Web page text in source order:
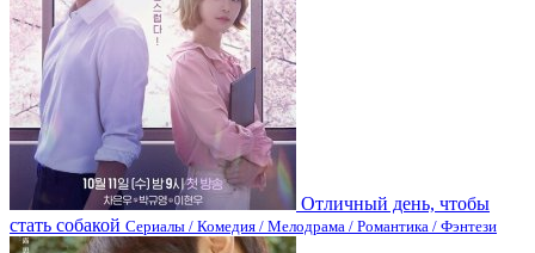
Отличный день, чтобы
стать собакой Сериалы / Комедия / Мелодрама / Романтика / Фэнтези